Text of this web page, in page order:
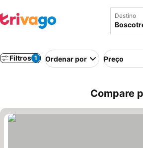
Destino
Filtros 1 Ordenar por Preço
Compare